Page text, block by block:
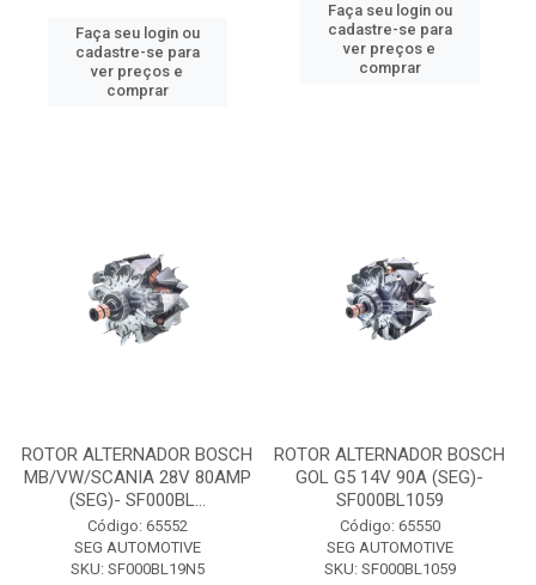
Faça seu login ou
cadastre-se para
ver preços e
comprar
Faça seu login ou
cadastre-se para
ver preços e
comprar
ROTOR ALTERNADOR BOSCH
MB/VW/SCANIA 28V 80AMP
(SEG)- SF000BL...
Código: 65552
SEG AUTOMOTIVE
SKU: SF000BL19N5
ROTOR ALTERNADOR BOSCH
GOL G5 14V 90A (SEG)-
SF000BL1059
Código: 65550
SEG AUTOMOTIVE
SKU: SF000BL1059